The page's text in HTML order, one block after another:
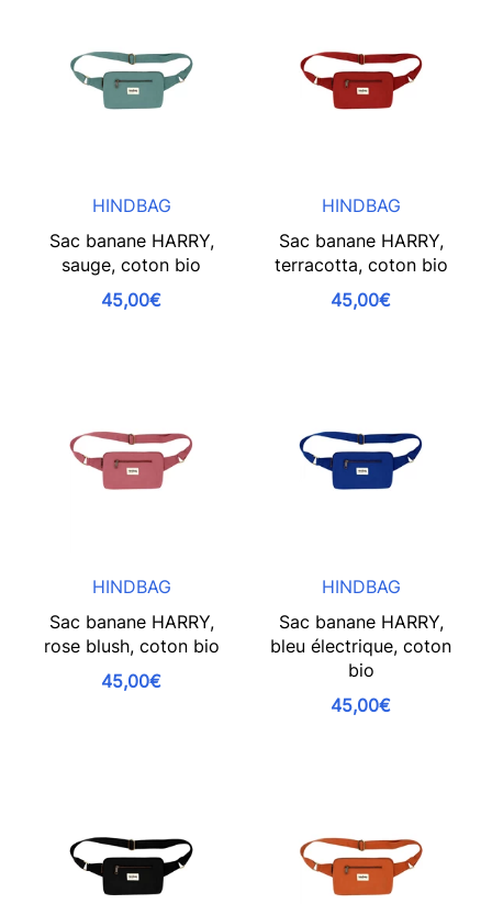
HINDBAG
Sac banane HARRY,
sauge, coton bio
45,00€
HINDBAG
Sac banane HARRY,
terracotta, coton bio
45,00€
HINDBAG
Sac banane HARRY,
rose blush, coton bio
45,00€
HINDBAG
Sac banane HARRY,
bleu électrique, coton
bio
45,00€